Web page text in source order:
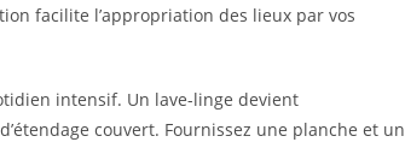
facilite l’appropriation des lieux par vos
intensif. Un lave-linge devient
couvert. Fournissez une planche et un